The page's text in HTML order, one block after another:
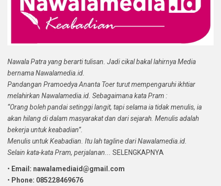
Nawala Patra yang berarti tulisan. Jadi cikal bakal lahirnya Media
bernama Nawalamedia.id.
Pandangan Pramoedya Ananta Toer turut mempengaruhi ikhtiar
melahirkan Nawalamedia.id. Sebagaimana kata Pram :
“Orang boleh pandai setinggi langit, tapi selama ia tidak menulis, ia
akan hilang di dalam masyarakat dan dari sejarah. Menulis adalah
bekerja untuk keabadian”.
Menulis untuk Keabadian. Itu lah tagline dari Nawalamedia.id.
Selain kata-kata Pram, perjalanan... SELENGKAPNYA
• Email: nawalamediaid@gmail.com
• Phone: 085228469676